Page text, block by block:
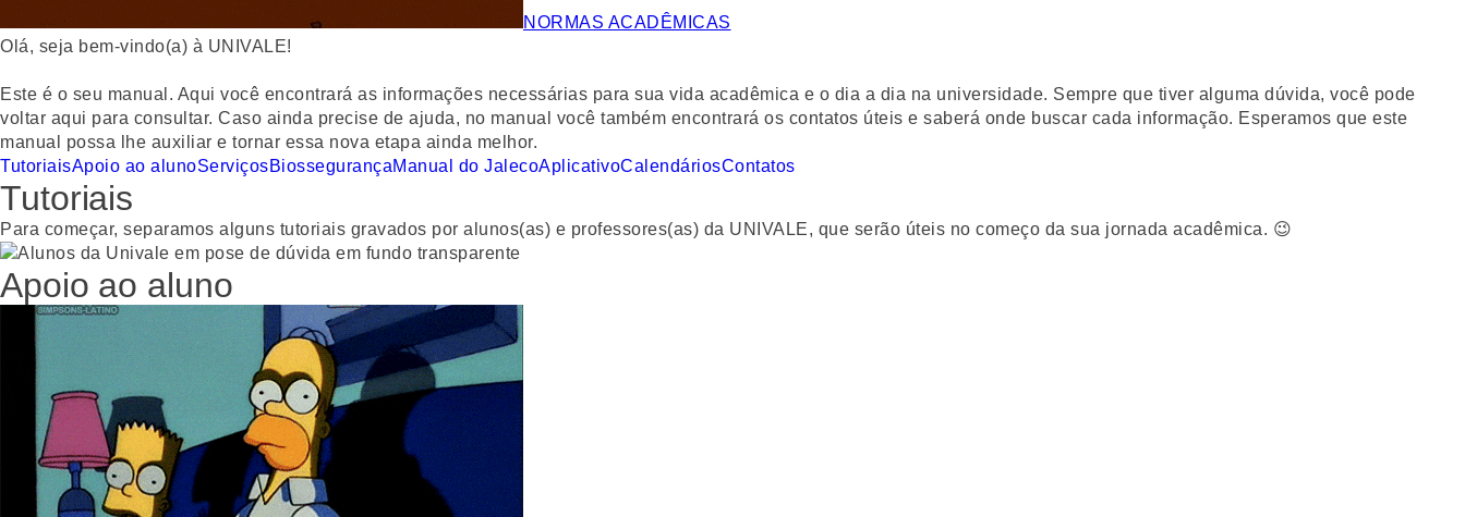
NORMAS ACADÊMICAS
Olá, seja bem-vindo(a) à UNIVALE!
Este é o seu manual. Aqui você encontrará as informações necessárias para sua vida acadêmica e o dia a dia na universidade. Sempre que tiver alguma dúvida, você pode
voltar aqui para consultar. Caso ainda precise de ajuda, no manual você também encontrará os contatos úteis e saberá onde buscar cada informação. Esperamos que este
manual possa lhe auxiliar e tornar essa nova etapa ainda melhor.
TutoriaisApoio ao alunoServiçosBiossegurançaManual do JalecoAplicativoCalendáriosContatos
Tutoriais
Para começar, separamos alguns tutoriais gravados por alunos(as) e professores(as) da UNIVALE, que serão úteis no começo da sua jornada acadêmica. 😉
Apoio ao aluno